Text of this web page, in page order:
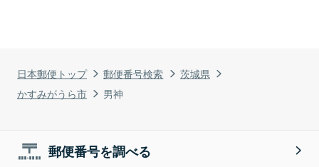
日本郵便トップ 郵便番号検索
茨城県
かすみがうら市
男神
郵便番号を調べる